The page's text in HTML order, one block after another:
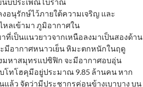
นบประเพณีโบราณ
อนุรักษ์ไว้ภายใต้ความเจริญ และ
ลเข้ามา ภูมิอากาศใน
ที่เป็นแนวยาวจากเหนือลงมาเป็นสองด้าน
มีอากาศหนาวเย็น หิมะตกหนักในฤดู
หาสมุทรแปซิฟิก จะมีอากาศอบอุ่น
โทโฮคุมีอยู่ประมาณ 9.85 ล้านคน หาก
ล้ว จัดว่ามีประชากรค่อนข้างเบาบาง บน